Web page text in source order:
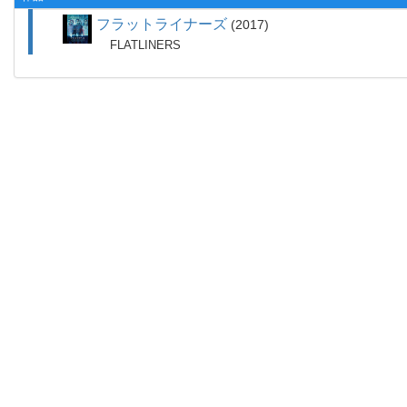
フラットライナーズ 2017
FLATLINERS